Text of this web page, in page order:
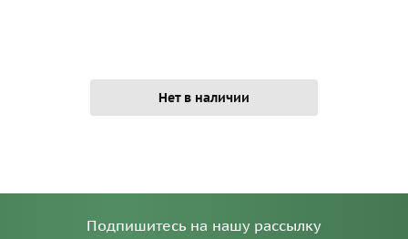
Нет в наличии
Подпишитесь на нашу рассылку